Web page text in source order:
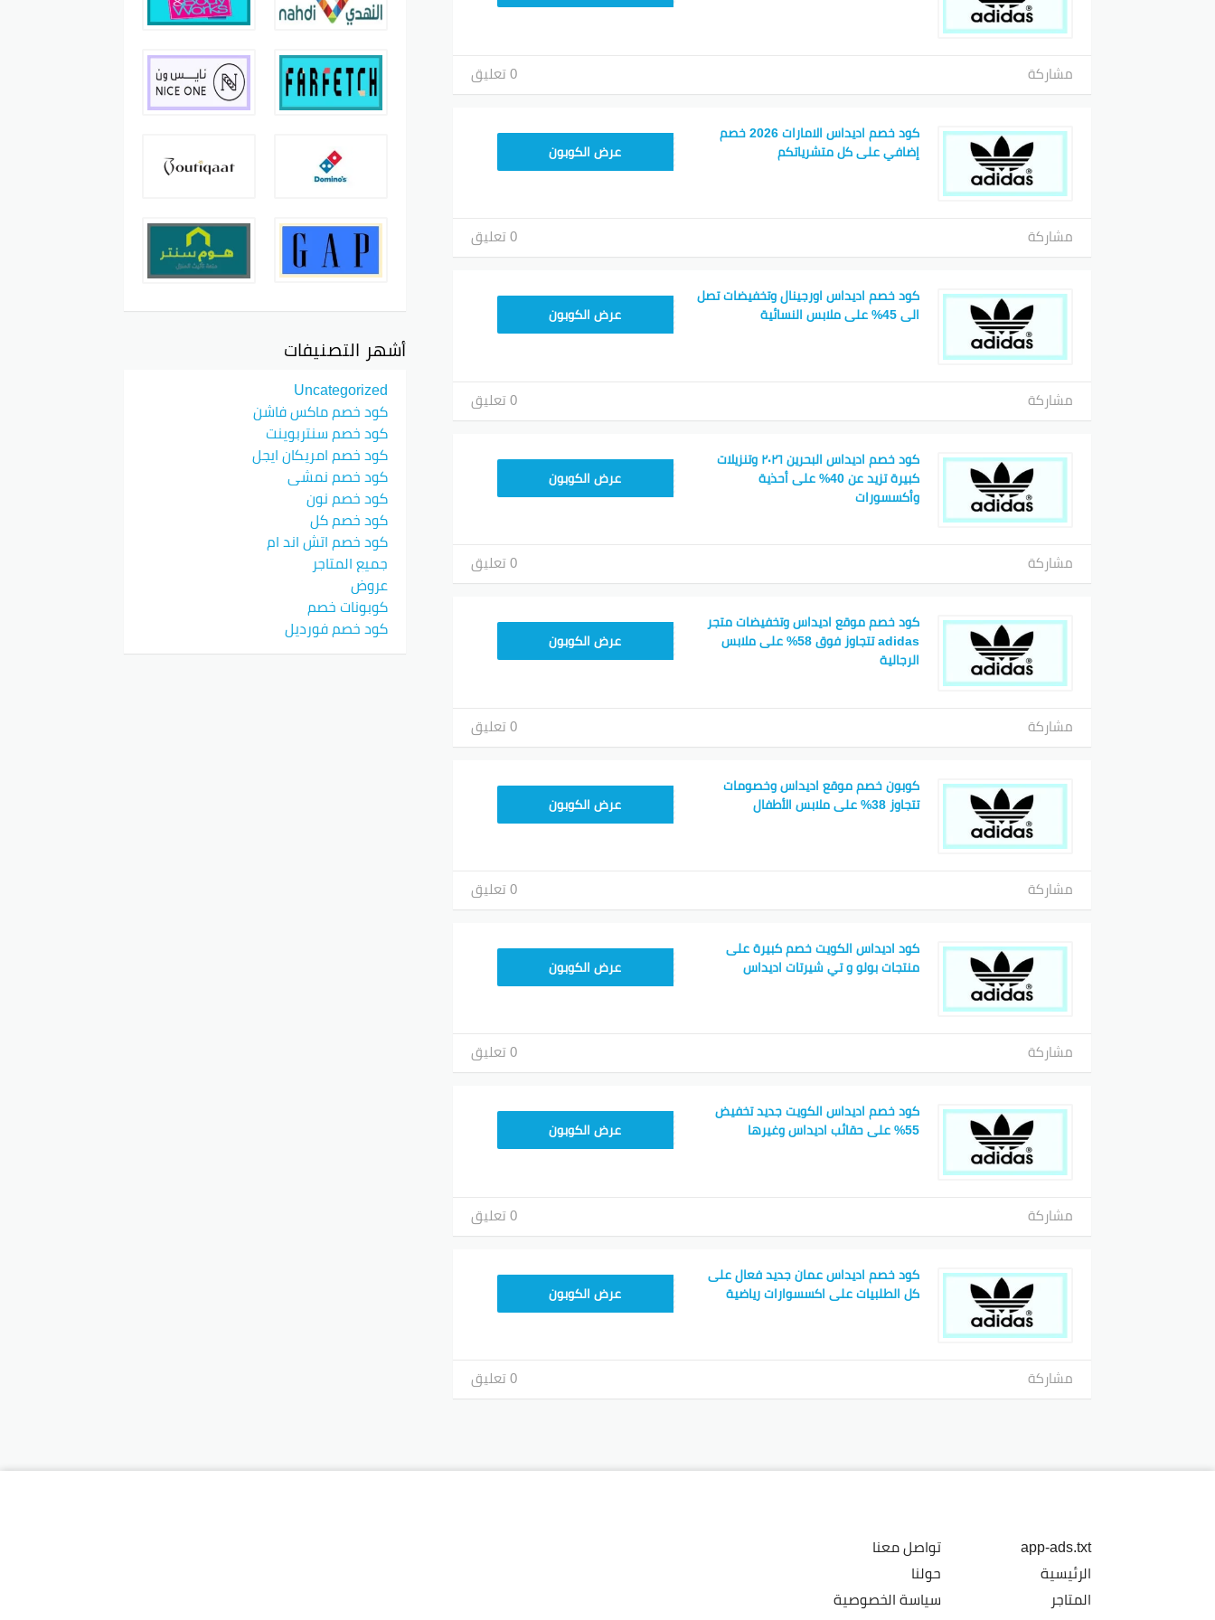
مشاركة 0 تعليق
كود خصم اديداس الامارات 2026 خصم
إضافي على كل متشرياتكم
RAN123عرض الكوبون
مشاركة 0 تعليق
كود خصم اديداس اورجينال وتخفيضات تصل
الى 45% على ملابس النسائية
RAN203عرض الكوبون
مشاركة 0 تعليق
كود خصم اديداس البحرين ٢٠٢٦ وتنزيلات
كبيرة تزيد عن 40% على أحذية
وأكسسورات
RAN123عرض الكوبون
مشاركة 0 تعليق
كود خصم موقع اديداس وتخفيضات متجر
adidas تتجاوز فوق 58% على ملابس
الرجالية
عرض الكوبون
مشاركة 0 تعليق
كوبون خصم موقع اديداس وخصومات
تتجاوز 38% على ملابس الأطفال
AAC094عرض الكوبون
مشاركة 0 تعليق
كود اديداس الكويت خصم كبيرة على
منتجات بولو و تي شيرتات اديداس
AAC094عرض الكوبون
مشاركة 0 تعليق
كود خصم اديداس الكويت جديد تخفيض
55% على حقائب اديداس وغيرها
RAN123عرض الكوبون
مشاركة 0 تعليق
كود خصم اديداس عمان جديد فعال على
كل الطلبيات على اكسسوارات رياضية
RAN123عرض الكوبون
مشاركة 0 تعليق
أشهر التصنيفات
Uncategorized
كود خصم ماكس فاشن
كود خصم سنتربوينت
كود خصم امريكان ايجل
كود خصم نمشي
كود خصم نون
كود خصم كل
كود خصم اتش اند ام
جميع المتاجر
عروض
كوبونات خصم
كود خصم فورديل
app-ads.txt
الرئيسية
المتاجر
تواصل معنا
حولنا
سياسة الخصوصية